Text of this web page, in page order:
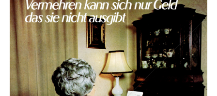
Einst und Heute
Marken
Konzerne
Epoche